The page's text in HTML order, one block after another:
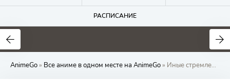
РАСПИСАНИЕ
1.7
AnimeGo» Все аниме в одном месте на AnimeGo» Иные стремления Чжи Тана